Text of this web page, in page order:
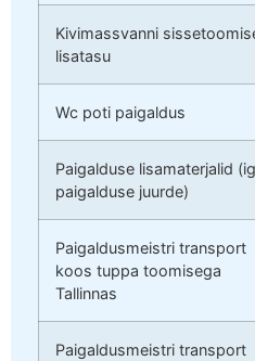
Kivimassvanni
lisatasu
Wc poti paigaldus
Paigalduse lisamaterjalid
paigalduse juurde)
Paigaldusmeistri transport
koos tuppa toomisega
Tallinnas
Paigaldusmeistri transport